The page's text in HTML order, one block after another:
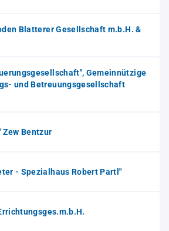
Blatterer Gesellschaft m.b.H. &
Gemeinnützige
und Betreuungsgesellschaft
Zew Bentzur
- Spezialhaus Robert Partl"